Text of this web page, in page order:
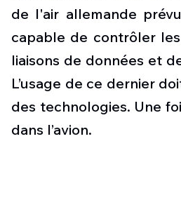
de l'air allemande
capable de contrôler
liaisons de données et
L’usage de ce dernier
des technologies. Une
dans l’avion.